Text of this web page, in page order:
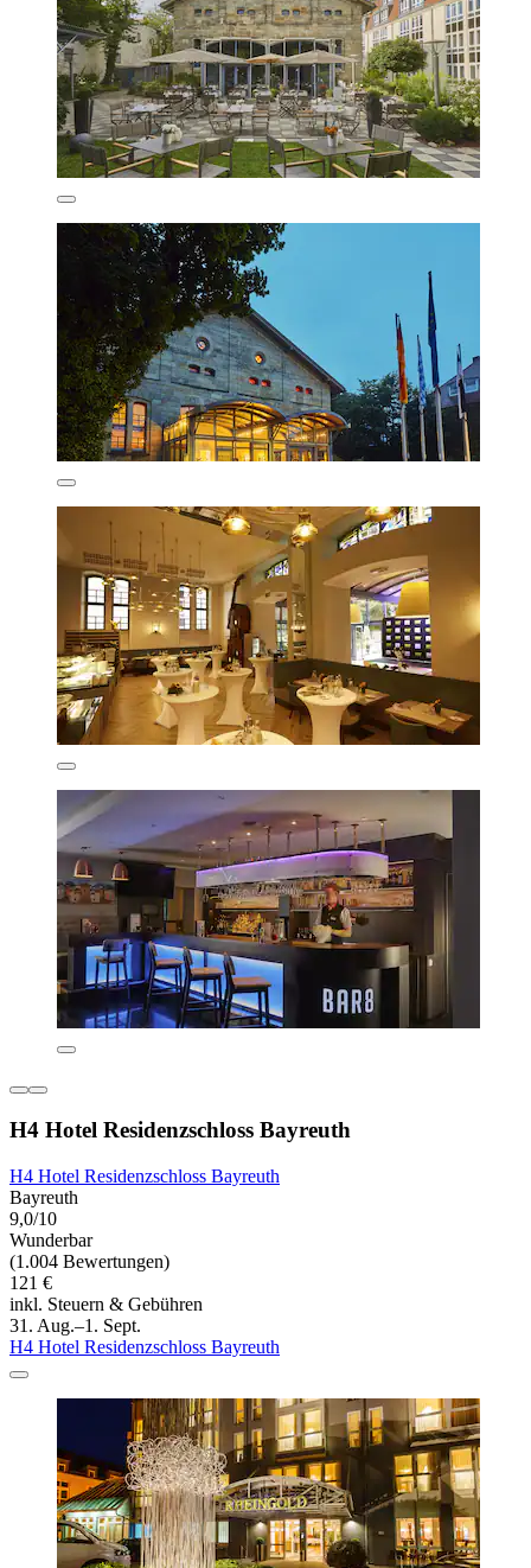
H4 Hotel Residenzschloss Bayreuth
H4 Hotel Residenzschloss Bayreuth
Bayreuth
9,0/10
Wunderbar
(1.004 Bewertungen)
121 €
inkl. Steuern & Gebühren
31. Aug.–1. Sept.
H4 Hotel Residenzschloss Bayreuth